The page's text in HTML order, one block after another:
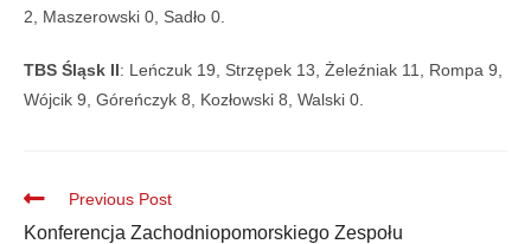
2, Maszerowski 0, Sadło 0.
TBS Śląsk II: Leńczuk 19, Strzępek 13, Żeleźniak 11, Rompa 9,
Wójcik 9, Góreńczyk 8, Kozłowski 8, Walski 0.
Previous Post
Konferencja Zachodniopomorskiego Zespołu